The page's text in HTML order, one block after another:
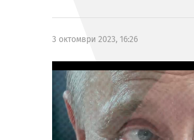
3 октомври 2023, 16:26